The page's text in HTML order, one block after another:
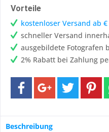
Vorteile
kostenloser Versand ab
schneller Versand
ausgebildete Fotografen
2% Rabatt bei Zahlung
Beschreibung